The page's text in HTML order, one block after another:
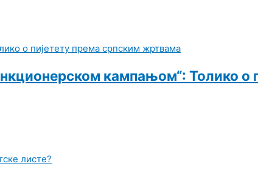
кампањом“: Толико о